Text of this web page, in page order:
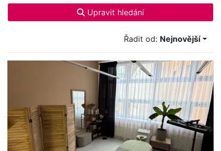
Upravit hledání
Řadit od: Nejnovější